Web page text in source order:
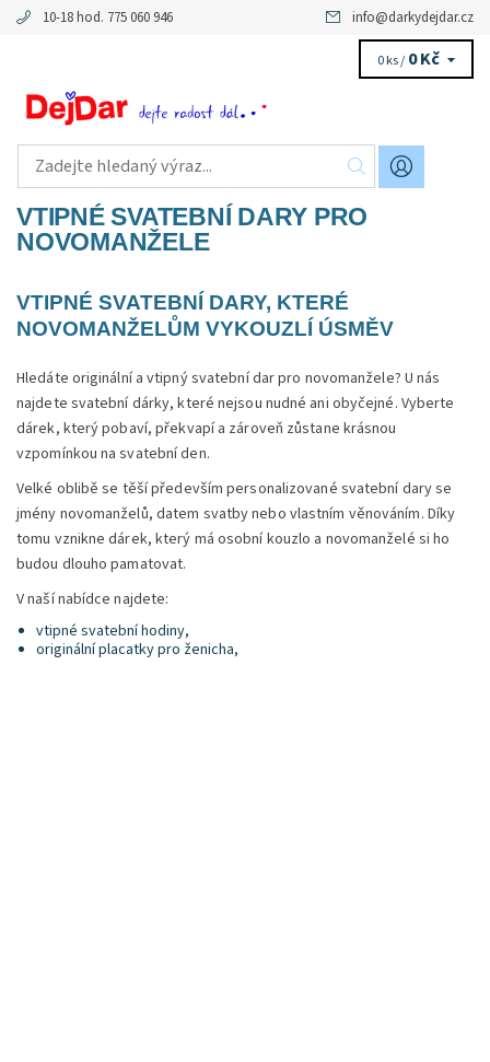
10-18 hod. 775 060 946 info@darkydejdar.cz
0 ks / 0 Kč
VTIPNÉ SVATEBNÍ DARY PRO
NOVOMANŽELE
VTIPNÉ SVATEBNÍ DARY, KTERÉ
NOVOMANŽELŮM VYKOUZLÍ ÚSMĚV
Hledáte originální a vtipný svatební dar pro novomanžele? U nás
najdete svatební dárky, které nejsou nudné ani obyčejné. Vyberte
dárek, který pobaví, překvapí a zároveň zůstane krásnou
vzpomínkou na svatební den.
Velké oblibě se těší především personalizované svatební dary se
jmény novomanželů, datem svatby nebo vlastním věnováním. Díky
tomu vznikne dárek, který má osobní kouzlo a novomanželé si ho
budou dlouho pamatovat.
V naší nabídce najdete:
vtipné svatební hodiny,
originální placatky pro ženicha,